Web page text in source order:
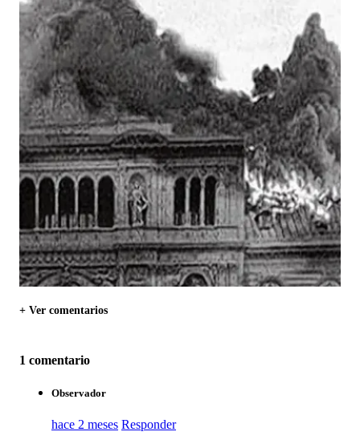
+ Ver comentarios
1 comentario
Observador
hace 2 meses Responder